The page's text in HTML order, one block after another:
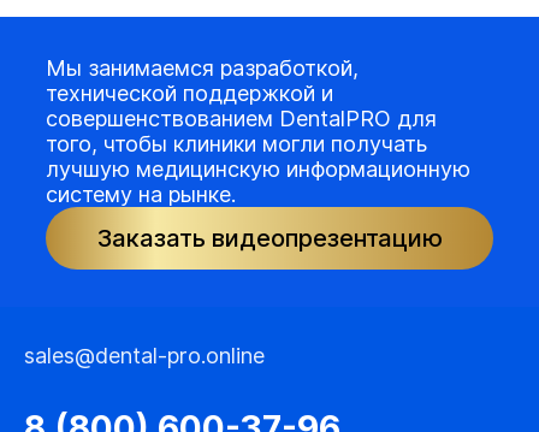
Мы занимаемся разработкой,
технической поддержкой и
совершенствованием DentalPRO для
того, чтобы клиники могли получать
лучшую медицинскую информационную
систему на рынке.
Заказать видеопрезентацию
sales@dental-pro.online